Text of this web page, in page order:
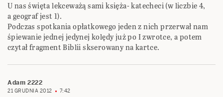
U nas święta lekceważą sami księża- katecheci (w liczbie 4,
a geograf jest 1).
Podczas spotkania opłatkowego jeden z nich przerwał nam
śpiewanie jednej jedynej kolędy już po I zwrotce, a potem
czytał fragment Biblii skserowany na kartce.
Adam 2222
21 GRUDNIA 2012 7:42